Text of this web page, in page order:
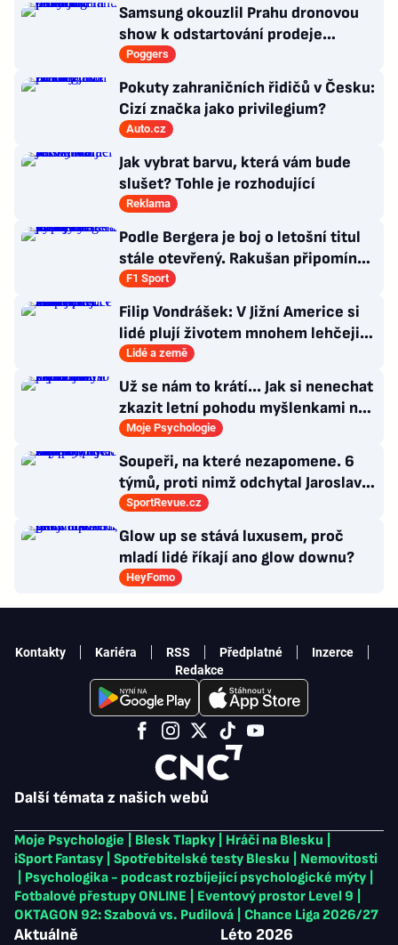
Samsung okouzlil Prahu dronovou
show k odstartování prodeje
nových produktů
Poggers
Pokuty zahraničních řidičů v Česku:
Cizí značka jako privilegium?
Auto.cz
Jak vybrat barvu, která vám bude
slušet? Tohle je rozhodující
Reklama
Podle Bergera je boj o letošní titul
stále otevřený. Rakušan připomíná
vývoj loňské sezony
F1 Sport
Filip Vondrášek: V Jižní Americe si
lidé plují životem mnohem lehčeji,
věci tolik neřeší
Lidé a země
Už se nám to krátí... Jak si nenechat
zkazit letní pohodu myšlenkami na
zářijový zápřah?
Moje Psychologie
Soupeři, na které nezapomene. 6
týmů, proti nimž odchytal Jaroslav
Drobný nejvíc zápasů v kariéře
SportRevue.cz
Glow up se stává luxusem, proč
mladí lidé říkají ano glow downu?
HeyFomo
Další témata z našich webů
Moje Psychologie Blesk Tlapky Hráči na Blesku
iSport Fantasy
Spotřebitelské testy Blesku
Nemovitosti
Psychologika - podcast rozbíjející psychologické mýty
Fotbalové přestupy ONLINE
Eventový prostor Level 9
OKTAGON 92: Szabová vs. Pudilová
Chance Liga 2026/27
Aktuálně Léto 2026
Kontakty Kariéra RSS Předplatné
Inzerce
Redakce